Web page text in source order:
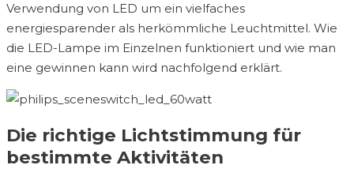
Verwendung von LED um ein vielfaches
energiesparender als herkömmliche Leuchtmittel. Wie
die LED-Lampe im Einzelnen funktioniert und wie man
eine gewinnen kann wird nachfolgend erklärt.
Die richtige Lichtstimmung für
bestimmte Aktivitäten